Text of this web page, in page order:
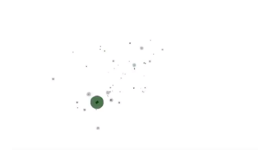
퉁이에도 중식이 많다. 경복궁과 창덕궁 사이의 삼청동은 압구정과 색